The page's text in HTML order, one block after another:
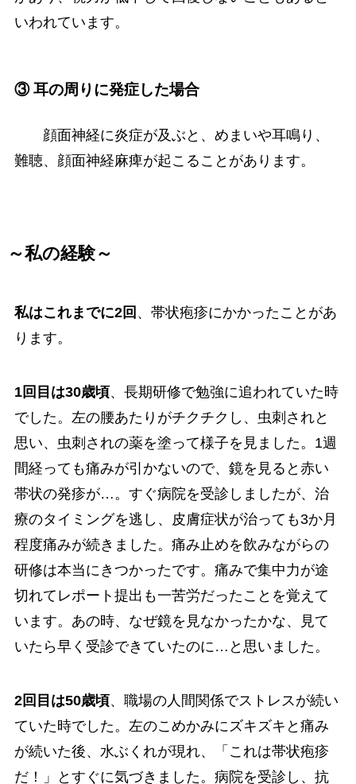
いわれています。
③ 耳の周りに発症した場合
顔面神経に炎症が及ぶと、めまいや耳鳴り、
難聴、顔面神経麻痺が起こることがあります。
～私の経験～
私はこれまでに2回 、帯状疱疹にかかったことがあ
ります。
1回目は30歳頃、長期研修で勉強に追われていた時
でした。左の腰あたりがチクチクし、虫刺されと
思い、虫刺されの薬を塗って様子を見ました。1週
間経っても痛みが引かないので、鏡を見ると赤い
帯状の発疹が…。すぐ病院を受診しましたが、治
療のタイミングを逃し、皮膚症状が治っても3か月
程度痛みが続きました。痛み止めを飲みながらの
研修は本当にきつかったです。痛みで集中力が途
切れてレポート提出も一苦労だったことを覚えて
います。あの時、なぜ鏡を見なかったかな、見て
いたら早く受診できていたのに…と思いました。
2回目は50歳頃、職場の人間関係でストレスが続い
ていた時でした。左のこめかみにズキズキと痛み
が続いた後、水ぶくれが現れ、「これは帯状疱疹
だ！」とすぐに気づきました。病院を受診し、抗